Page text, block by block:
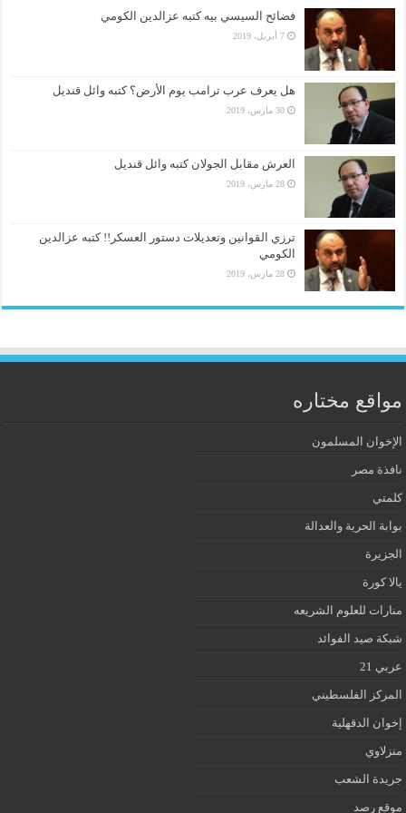
فضائح السيسي بيه كتبه عزالدين الكومي
7 أبريل، 2019
هل يعرف عرب ترامب يوم الأرض؟ كتبه وائل قنديل
30 مارس، 2019
العرش مقابل الجولان كتبه وائل قنديل
28 مارس، 2019
ترزي القوانين وتعديلات دستور العسكر!! كتبه عزالدين
الكومي
28 مارس، 2019
مواقع مختاره
الإخوان المسلمون
نافذة مصر
كلمتي
بوابة الحرية والعدالة
الجزيرة
يالا كورة
منارات للعلوم الشريعه
شبكة صيد الفوائد
عربي 21
المركز الفلسطيني
إخوان الدقهلية
منزلاوي
جريدة الشعب
موقع رصد